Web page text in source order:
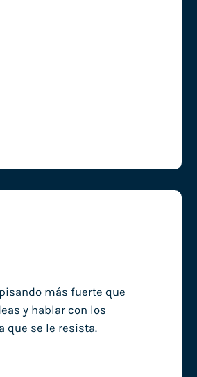
más fuerte que
y hablar con los
que se le resista.